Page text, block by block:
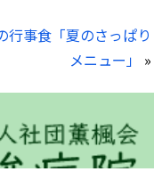
行事食「夏のさっぱり
メニュー」
»